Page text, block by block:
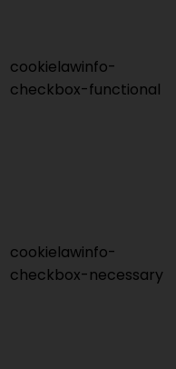
cookielawinfo-
checkbox-functional
cookielawinfo-
checkbox-necessary